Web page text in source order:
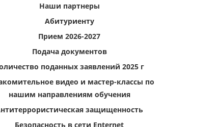
Наши партнеры
Абитуриенту
Прием 2026-2027
Подача документов
поданных заявлений 2025 г
видео и мастер-классы по
нашим направлениям обучения
защищенность
Безопасность в сети Enternet